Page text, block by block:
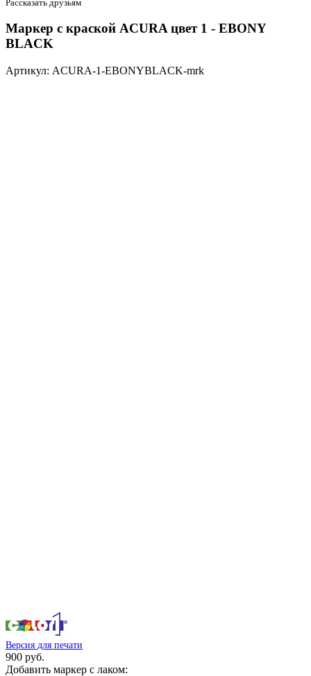
Рассказать друзьям
Маркер с краской ACURA цвет 1 - EBONY
BLACK
Артикул: ACURA-1-EBONYBLACK-mrk
Версия для печати
900 руб.
Добавить маркер с лаком: